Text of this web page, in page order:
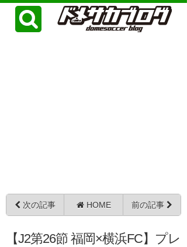
次の記事 HOME 前の記事
【J2第26節 福岡×横浜FC】プレ